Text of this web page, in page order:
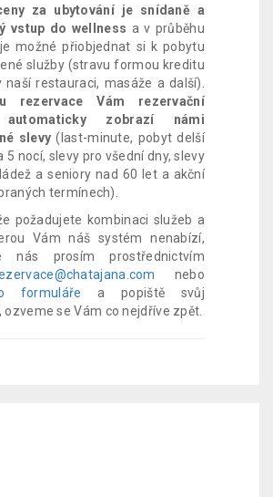
za ubytování je snídaně a
vstup do wellness a v průběhu
možné přiobjednat si k pobytu
služby (stravu formou kreditu
restauraci, masáže a další).
rezervace Vám rezervační
zobrazí námi
slevy (last-minute, pobyt delší
5 nocí, slevy pro všední dny, slevy
a seniory nad 60 let a akční
termínech).
požadujete kombinaci služeb a
Vám náš systém nenabízí,
nás prosím prostřednictvím
nebo
formuláře
a popiště svůj
ozveme se Vám co nejdříve zpět.